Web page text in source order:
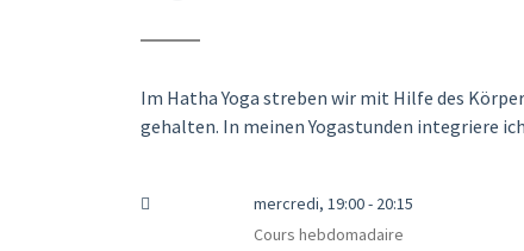
Im Hatha Yoga streben wir mit Hilfe des
gehalten. In meinen Yogastunden integriere
mercredi, 19:00 - 20:15
Cours hebdomadaire